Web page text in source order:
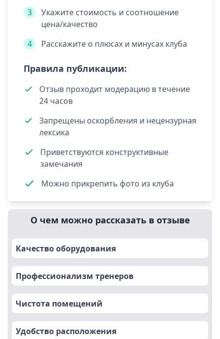
3
Укажите стоимость и соотношение
цена/качество
4
Расскажите о плюсах и минусах клуба
Правила публикации:
Отзыв проходит модерацию в течение
24 часов
Запрещены оскорбления и нецензурная
лексика
Приветствуются конструктивные
замечания
Можно прикрепить фото из клуба
О чем можно рассказать в отзыве
Качество оборудования
Профессионализм тренеров
Чистота помещений
Удобство расположения